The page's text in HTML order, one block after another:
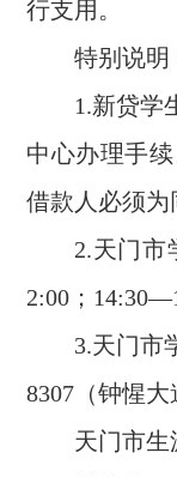
行支用。
特别说明
1.新贷学
中心办理手
借款人必须为
2.天门市
2:00；
3.天门市
8307（钟惺大
天门市生